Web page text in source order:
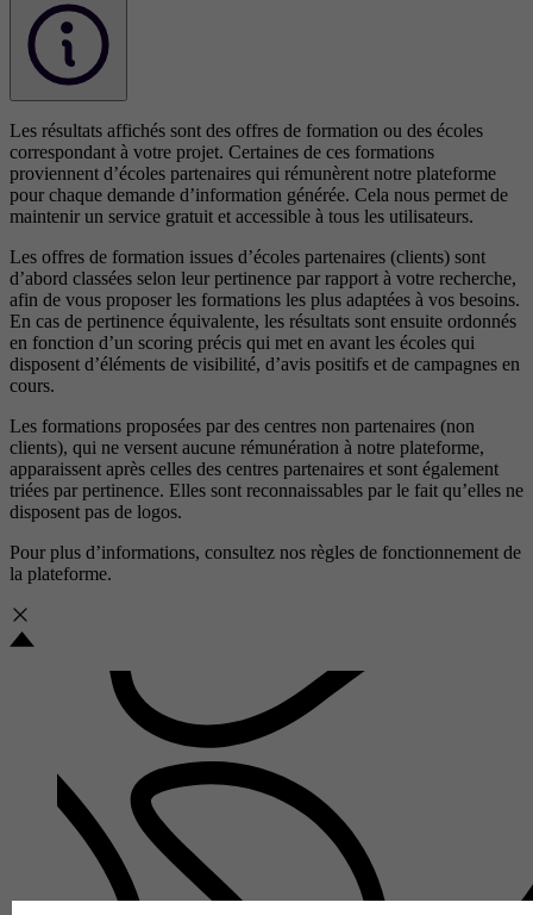
Les résultats affichés sont des offres de formation ou des écoles
correspondant à votre projet. Certaines de ces formations
proviennent d’écoles partenaires qui rémunèrent notre plateforme
pour chaque demande d’information générée. Cela nous permet de
maintenir un service gratuit et accessible à tous les utilisateurs.
Les offres de formation issues d’écoles partenaires (clients) sont
d’abord classées selon leur pertinence par rapport à votre recherche,
afin de vous proposer les formations les plus adaptées à vos besoins.
En cas de pertinence équivalente, les résultats sont ensuite ordonnés
en fonction d’un scoring précis qui met en avant les écoles qui
disposent d’éléments de visibilité, d’avis positifs et de campagnes en
cours.
Les formations proposées par des centres non partenaires (non
clients), qui ne versent aucune rémunération à notre plateforme,
apparaissent après celles des centres partenaires et sont également
triées par pertinence. Elles sont reconnaissables par le fait qu’elles ne
disposent pas de logos.
Pour plus d’informations, consultez nos règles de fonctionnement de
la plateforme.